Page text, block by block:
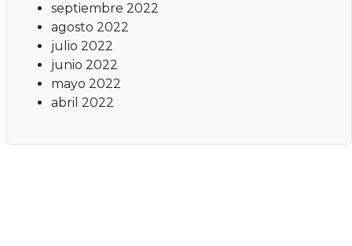
septiembre 2022
agosto 2022
julio 2022
junio 2022
mayo 2022
abril 2022